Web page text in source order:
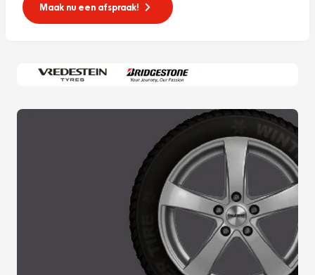
Maak nu een afspraak!